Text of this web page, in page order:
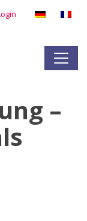
–